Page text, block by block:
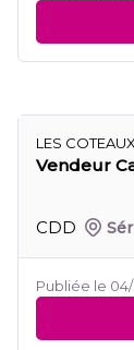
LES
Vendeur
CDD
Publiée le